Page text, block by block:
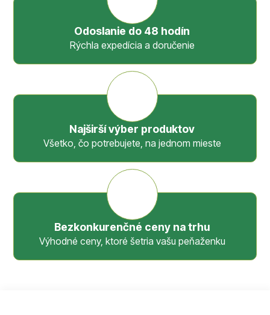
Odoslanie do 48 hodín
Rýchla expedícia a doručenie
Najširší výber produktov
Všetko, čo potrebujete, na jednom mieste
Bezkonkurenčné ceny na trhu
Výhodné ceny, ktoré šetria vašu peňaženku